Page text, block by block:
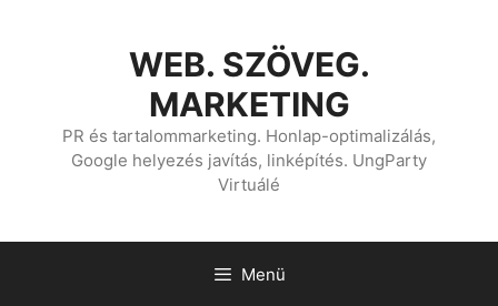
WEB. SZÖVEG.
MARKETING
PR és tartalommarketing. Honlap-optimalizálás,
Google helyezés javítás, linképítés. UngParty
Virtuálé
Menü